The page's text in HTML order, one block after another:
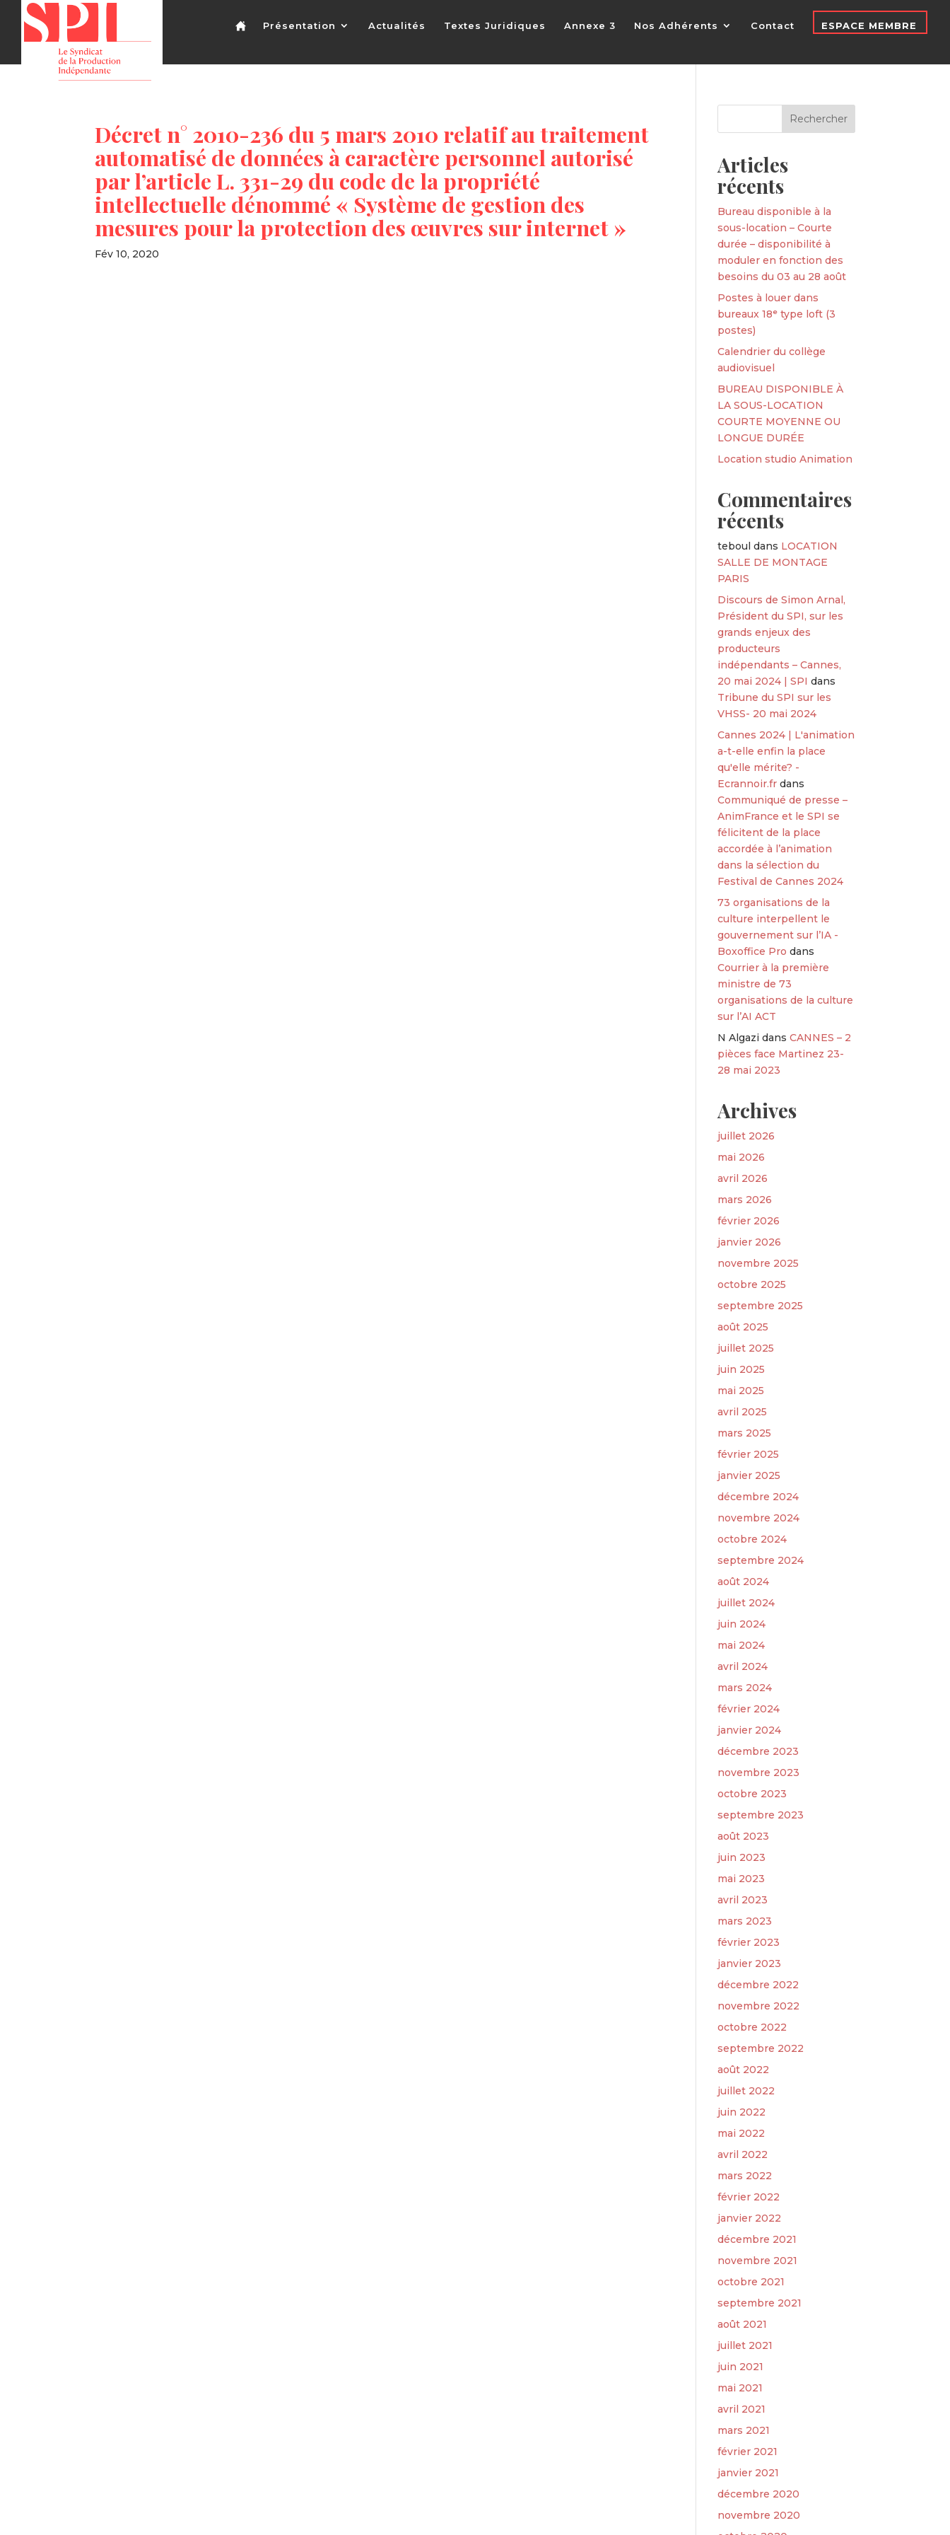
Présentation Actualités Textes Juridiques Annexe 3 Nos Adhérents Contact ESPACE MEMBRE
Décret n° 2010-236 du 5 mars 2010 relatif au traitement
automatisé de données à caractère personnel autorisé
par l’article L. 331-29 du code de la propriété
intellectuelle dénommé « Système de gestion des
mesures pour la protection des œuvres sur internet »
Fév 10, 2020
Articles
récents
Bureau disponible à la
sous-location – Courte
durée – disponibilité à
moduler en fonction des
besoins du 03 au 28 août
Postes à louer dans
bureaux 18ᵉ type loft (3
postes)
Calendrier du collège
audiovisuel
BUREAU DISPONIBLE À
LA SOUS-LOCATION
COURTE MOYENNE OU
LONGUE DURÉE
Location studio Animation
Commentaires
récents
teboul dans LOCATION
SALLE DE MONTAGE
PARIS
Discours de Simon Arnal,
Président du SPI, sur les
grands enjeux des
producteurs
indépendants – Cannes,
20 mai 2024 | SPI dans
Tribune du SPI sur les
VHSS- 20 mai 2024
Cannes 2024 | L'animation
a-t-elle enfin la place
qu'elle mérite? -
Ecrannoir.fr dans
Communiqué de presse –
AnimFrance et le SPI se
félicitent de la place
accordée à l’animation
dans la sélection du
Festival de Cannes 2024
73 organisations de la
culture interpellent le
gouvernement sur l’IA -
Boxoffice Pro dans
Courrier à la première
ministre de 73
organisations de la culture
sur l’AI ACT
N Algazi dansCANNES – 2
pièces face Martinez 23-
28 mai 2023
Archives
juillet 2026
mai 2026
avril 2026
mars 2026
février 2026
janvier 2026
novembre 2025
octobre 2025
septembre 2025
août 2025
juillet 2025
juin 2025
mai 2025
avril 2025
mars 2025
février 2025
janvier 2025
décembre 2024
novembre 2024
octobre 2024
septembre 2024
août 2024
juillet 2024
juin 2024
mai 2024
avril 2024
mars 2024
février 2024
janvier 2024
décembre 2023
novembre 2023
octobre 2023
septembre 2023
août 2023
juin 2023
mai 2023
avril 2023
mars 2023
février 2023
janvier 2023
décembre 2022
novembre 2022
octobre 2022
septembre 2022
août 2022
juillet 2022
juin 2022
mai 2022
avril 2022
mars 2022
février 2022
janvier 2022
décembre 2021
novembre 2021
octobre 2021
septembre 2021
août 2021
juillet 2021
juin 2021
mai 2021
avril 2021
mars 2021
février 2021
janvier 2021
décembre 2020
novembre 2020